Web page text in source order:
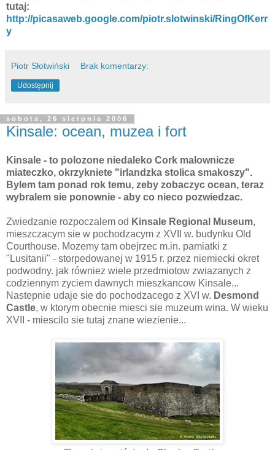
tutaj:
http://picasaweb.google.com/piotr.slotwinski/RingOfKerr
y
Piotr Słotwiński Brak komentarzy:
Udostępnij
sobota, 26 sierpnia 2006
Kinsale: ocean, muzea i fort
Kinsale - to polozone niedaleko Cork malownicze
miateczko, okrzykniete "irlandzka stolica smakoszy".
Bylem tam ponad rok temu, zeby zobaczyc ocean, teraz
wybralem sie ponownie - aby co nieco pozwiedzac.
Zwiedzanie rozpoczalem od Kinsale Regional Museum,
mieszczacym sie w pochodzacym z XVII w. budynku Old
Courthouse. Mozemy tam obejrzec m.in. pamiatki z
"Lusitanii" - storpedowanej w 1915 r. przez niemiecki okret
podwodny. jak równiez wiele przedmiotow zwiazanych z
codziennym zyciem dawnych mieszkancow Kinsale...
Nastepnie udaje sie do pochodzacego z XVI w. Desmond
Castle, w ktorym obecnie miesci sie muzeum wina. W wieku
XVII - miescilo sie tutaj znane wiezienie...